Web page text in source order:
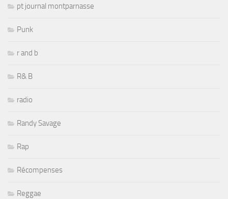
pt journal montparnasse
Punk
r and b
R& B
radio
Randy Savage
Rap
Récompenses
Reggae